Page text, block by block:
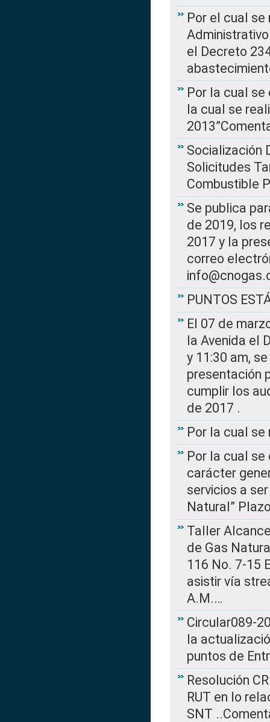
Por el cual
el Decreto
Por la cual se
la cual se
Socialización
Solicitudes
Combustible
Se publica
de 2019, los
2017 y la
correo
PUNTOS
El 07 de
la Avenida el
y 11:30 am,
presentación
cumplir los
de 2017 .
Por la cual se
Por la cual
carácter
servicios a
Natural”
Taller
de Gas
116 No. 7-15
asistir vía
A.M.…
Circular089-
la
puntos de
Resolución
RUT en lo
SNT